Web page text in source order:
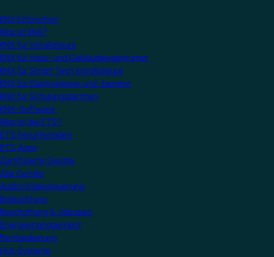
KNX Erforschen
Was ist KNX?
KNX für Installateure
KNX für Haus- und Gebäudeeigentümer
KNX für Smart Tech Installateure
KNX für Elektroplaner und -berater
KNX für Schulungszentren
KNX-Software
Was ist die ETS?
ETS herunterladen
ETS Apps
Zertifizierte Geräte
Alle Geräte
Audio/Videosteuerung
Beleuchtung
Beschattung & Jalousien
Energiemanagement
Fernbedienung
HLK-Systeme